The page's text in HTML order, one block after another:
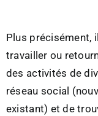
Plus précisément,
travailler ou
des activités de
réseau social
existant) et de